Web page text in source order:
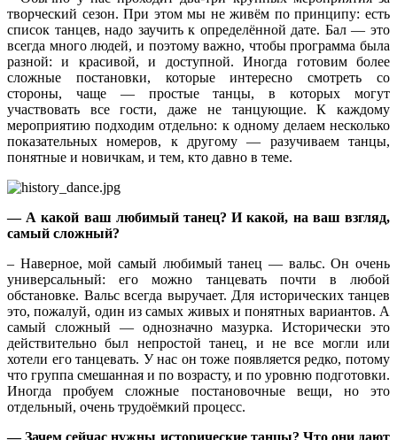
творческий сезон. При этом мы не живём по принципу: есть
список танцев, надо заучить к определённой дате. Бал — это
всегда много людей, и поэтому важно, чтобы программа была
разной: и красивой, и доступной. Иногда готовим более
сложные постановки, которые интересно смотреть со
стороны, чаще — простые танцы, в которых могут
участвовать все гости, даже не танцующие. К каждому
мероприятию подходим отдельно: к одному делаем несколько
показательных номеров, к другому — разучиваем танцы,
понятные и новичкам, и тем, кто давно в теме.
— А какой ваш любимый танец? И какой, на ваш взгляд,
самый сложный?
– Наверное, мой самый любимый танец — вальс. Он очень
универсальный: его можно танцевать почти в любой
обстановке. Вальс всегда выручает. Для исторических танцев
это, пожалуй, один из самых живых и понятных вариантов. А
самый сложный — однозначно мазурка. Исторически это
действительно был непростой танец, и не все могли или
хотели его танцевать. У нас он тоже появляется редко, потому
что группа смешанная и по возрасту, и по уровню подготовки.
Иногда пробуем сложные постановочные вещи, но это
отдельный, очень трудоёмкий процесс.
— Зачем сейчас нужны исторические танцы? Что они дают